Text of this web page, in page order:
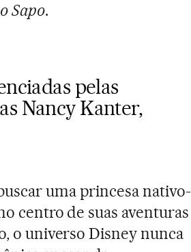
Sapo.
pelas
Nancy Kanter,
uma princesa nativo-
centro de suas aventuras
o universo Disney nunca